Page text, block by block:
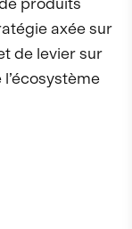
axée sur
de levier sur